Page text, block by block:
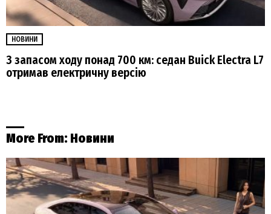
НОВИНИ
З запасом ходу понад 700 км: седан Buick Electra L7
отримав електричну версію
More From: Новини